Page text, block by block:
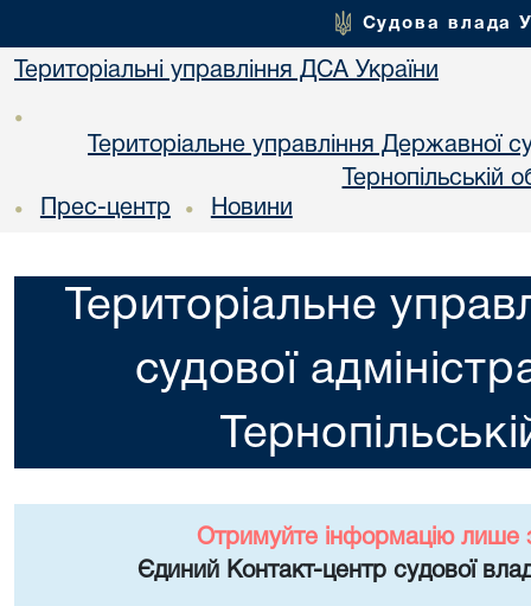
Судова влада
Територіальні управління ДСА України
•
Територіальне управління Державної
Тернопільській
• Прес-центр • Новини
Територіальне
судової
Отримуйте інформацію лише
Єдиний Контакт-центр судової